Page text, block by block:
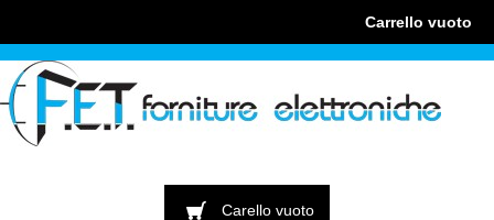
Carrello vuoto
Carello vuoto